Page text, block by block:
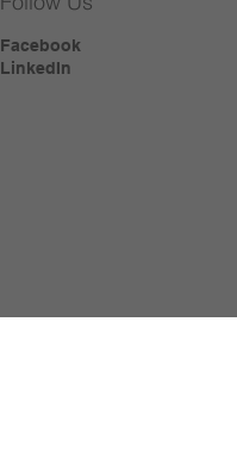
Facebook
LinkedIn